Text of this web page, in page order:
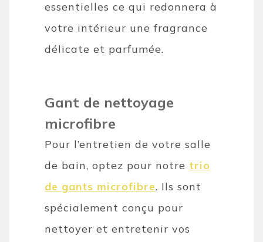
essentielles ce qui redonnera à
votre intérieur une fragrance
délicate et parfumée.
Gant de nettoyage
microfibre
Pour l’entretien de votre salle
de bain, optez pour notre trio
de gants microfibre. Ils sont
spécialement conçu pour
nettoyer et entretenir vos